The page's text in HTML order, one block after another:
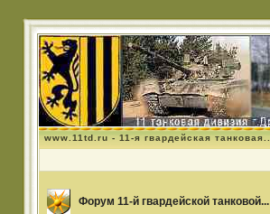
www.11td.ru - 11-я гвардейская танковая...
Форум 11-й гвардейской танковой...